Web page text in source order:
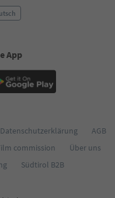
App
Datenschutzerklärung
AGB
commission
Über uns
Südtirol B2B